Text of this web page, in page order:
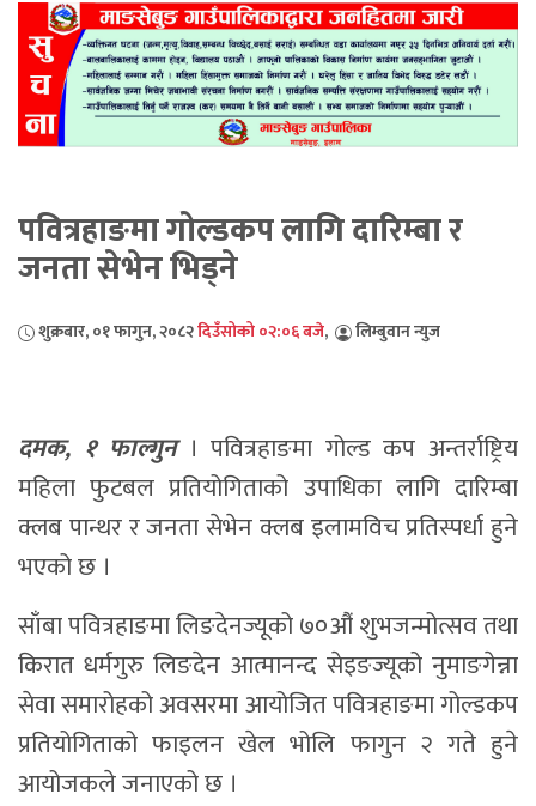
पवित्रहाङमा गोल्डकप लागि दारिम्बा र
जनता सेभेन भिड्ने
शुक्रबार, ०१ फागुन, २०८२दिउँसोको ०२:०६ बजे, लिम्बुवान न्युज
दमक, १ फाल्गुन । पवित्रहाङमा गोल्ड कप अन्तर्राष्ट्रिय
महिला फुटबल प्रतियोगिताको उपाधिका लागि दारिम्बा
क्लब पान्थर र जनता सेभेन क्लब इलामविच प्रतिस्पर्धा हुने
भएको छ ।
साँबा पवित्रहाङमा लिङदेनज्यूको ७०औं शुभजन्मोत्सव तथा
किरात धर्मगुरु लिङदेन आत्मानन्द सेइङज्यूको नुमाङगेन्ना
सेवा समारोहको अवसरमा आयोजित पवित्रहाङमा गोल्डकप
प्रतियोगिताको फाइलन खेल भोलि फागुन २ गते हुने
आयोजकले जनाएको छ ।